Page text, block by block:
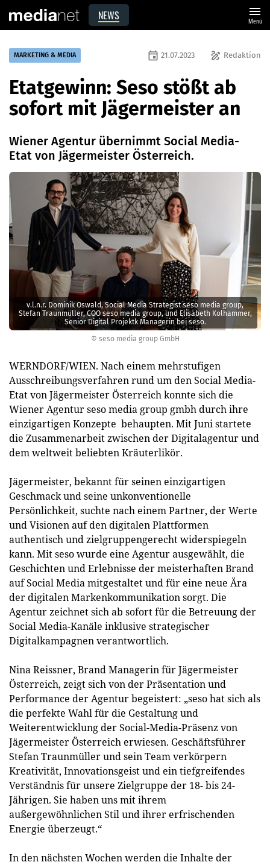
NEWS menu
Menü
© seso media group GmbH
v.l.n.r. Dominik Oswald, Social Media Strategist seso media group,
Stefan Traunmüller, COO seso media group, und Elisabeth Kolhammer,
Senior Digital Projektk Managerin bei seso.
MARKETING & MEDIA draw Redaktion
event 21.07.2023
Etatgewinn: Seso stößt ab
sofort mit Jägermeister an
Wiener Agentur übernimmt Social Media-
Etat von Jägermeister Österreich.
WERNDORF/WIEN. Nach einem mehrstufigen
Ausschreibungsverfahren rund um den Social Media-
Etat von Jägermeister Österreich konnte sich die
Wiener Agentur seso media group gmbh durch ihre
einzigartigen Konzepte behaupten. Mit Juni startete
die Zusammenarbeit zwischen der Digitalagentur und
dem weltweit beliebten Kräuterlikör.
Jägermeister, bekannt für seinen einzigartigen
Geschmack und seine unkonventionelle
Persönlichkeit, suchte nach einem Partner, der Werte
und Visionen auf den digitalen Plattformen
authentisch und zielgruppengerecht widerspiegeln
kann. Mit seso wurde eine Agentur ausgewählt, die
Geschichten und Erlebnisse der meisterhaften Brand
auf Social Media mitgestaltet und für eine neue Ära
der digitalen Markenkommunikation sorgt. Die
Agentur zeichnet sich ab sofort für die Betreuung der
Social Media-Kanäle inklusive strategischer
Digitalkampagnen verantwortlich.
Nina Reissner, Brand Managerin für Jägermeister
Österreich, zeigt sich von der Präsentation und
Performance der Agentur begeistert: „seso hat sich als
die perfekte Wahl für die Gestaltung und
Weiterentwicklung der Social-Media-Präsenz von
Jägermeister Österreich erwiesen. Geschäftsführer
Stefan Traunmüller und sein Team verkörpern
Kreativität, Innovationsgeist und ein tiefgreifendes
Verständnis für unsere Zielgruppe der 18- bis 24-
Jährigen. Sie haben uns mit ihrem
außergewöhnlichen Stil und ihrer erfrischenden
Energie überzeugt.“
In den nächsten Wochen werden die Inhalte der